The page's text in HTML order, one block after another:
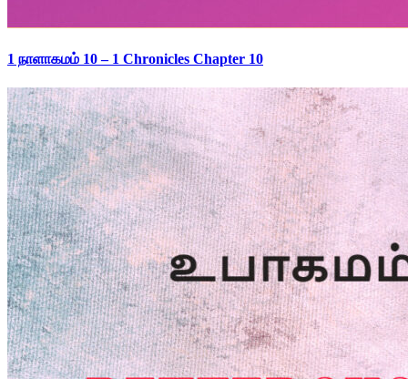
1 நாளாகமம் 10 – 1 Chronicles Chapter 10